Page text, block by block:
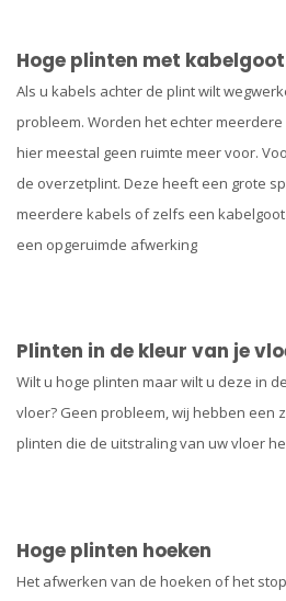
Hoge plinten met kabelgoot
Als u kabels achter de plint wilt
probleem. Worden het echter
hier meestal geen ruimte meer voor.
de overzetplint. Deze heeft een grote
meerdere kabels of zelfs een
een opgeruimde afwerking
Plinten in de kleur van je
Wilt u hoge plinten maar wilt u deze in
vloer? Geen probleem, wij hebben een
plinten die de uitstraling van uw vloer
Hoge plinten hoeken
Het afwerken van de hoeken of het